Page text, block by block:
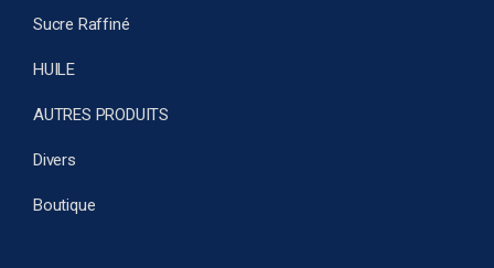
Sucre Raffiné
HUILE
AUTRES PRODUITS
Divers
Boutique